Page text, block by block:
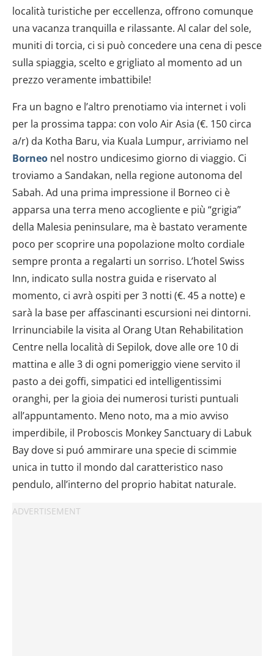
località turistiche per eccellenza, offrono comunque
una vacanza tranquilla e rilassante. Al calar del sole,
muniti di torcia, ci si può concedere una cena di pesce
sulla spiaggia, scelto e grigliato al momento ad un
prezzo veramente imbattibile!
Fra un bagno e l’altro prenotiamo via internet i voli
per la prossima tappa: con volo Air Asia (€. 150 circa
a/r) da Kotha Baru, via Kuala Lumpur, arriviamo nel
Borneo nel nostro undicesimo giorno di viaggio. Ci
troviamo a Sandakan, nella regione autonoma del
Sabah. Ad una prima impressione il Borneo ci è
apparsa una terra meno accogliente e più “grigia”
della Malesia peninsulare, ma è bastato veramente
poco per scoprire una popolazione molto cordiale
sempre pronta a regalarti un sorriso. L’hotel Swiss
Inn, indicato sulla nostra guida e riservato al
momento, ci avrà ospiti per 3 notti (€. 45 a notte) e
sarà la base per affascinanti escursioni nei dintorni.
Irrinunciabile la visita al Orang Utan Rehabilitation
Centre nella località di Sepilok, dove alle ore 10 di
mattina e alle 3 di ogni pomeriggio viene servito il
pasto a dei goffi, simpatici ed intelligentissimi
oranghi, per la gioia dei numerosi turisti puntuali
all’appuntamento. Meno noto, ma a mio avviso
imperdibile, il Proboscis Monkey Sanctuary di Labuk
Bay dove si puó ammirare una specie di scimmie
unica in tutto il mondo dal caratteristico naso
pendulo, all’interno del proprio habitat naturale.